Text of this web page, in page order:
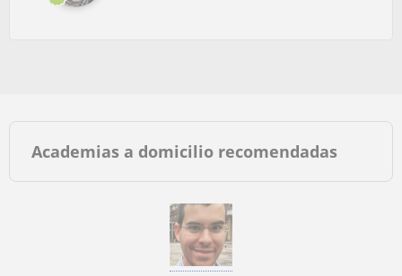
Academias a domicilio recomendadas